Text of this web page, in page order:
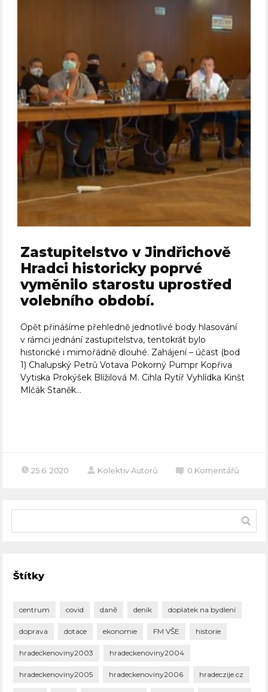
Zastupitelstvo v Jindřichově
Hradci historicky poprvé
vyměnilo starostu uprostřed
volebního období.
Opět přinášíme přehledně jednotlivé body hlasování
v rámci jednání zastupitelstva, tentokrát bylo
historické i mimořádně dlouhé. Zahájení – účast (bod
1) Chalupský Petrů Votava Pokorný Pumpr Kopřiva
Vytiska Prokýšek Blížilová M. Cihla Rytíř Vyhlídka Kinšt
Mlčák Staněk...
25.6. 2020 Kolektiv Autorů 0 Komentářů
Štítky
centrum covid daně deník doplatek na bydlení
doprava dotace ekonomie FM VŠE historie
hradeckenoviny2003 hradeckenoviny2004
hradeckenoviny2005 hradeckenoviny2006 hradeczije.cz